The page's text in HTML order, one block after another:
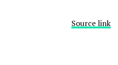
Source link